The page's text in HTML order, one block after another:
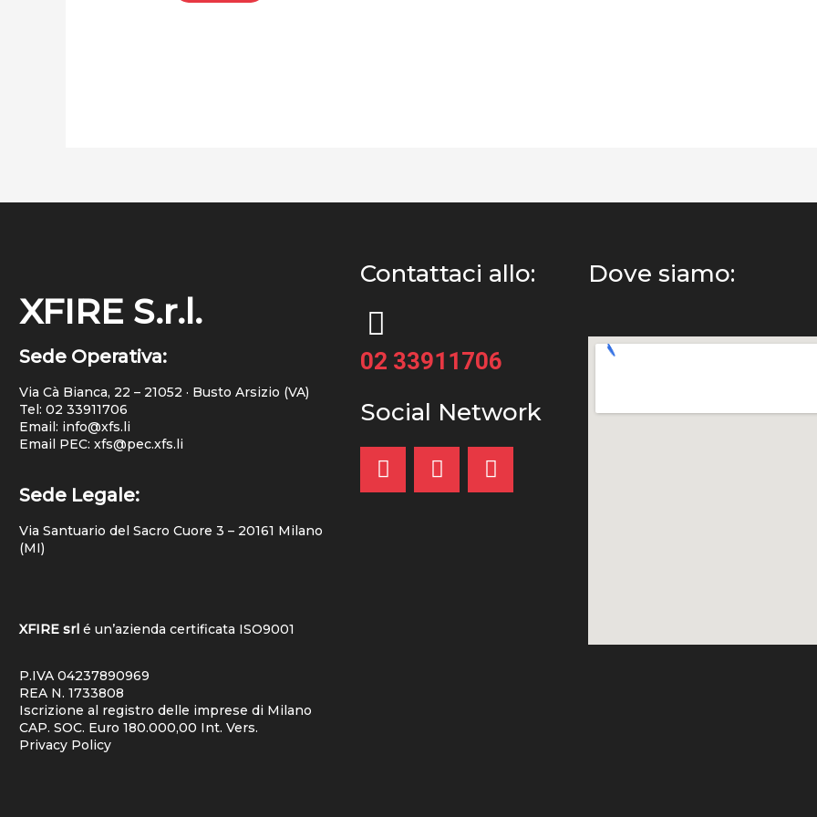
XFIRE S.r.l.
Sede Operativa:
Via Cà Bianca, 22 – 21052 · Busto Arsizio (VA)
Tel: 02 33911706
Email: info@xfs.li
Email PEC: xfs@pec.xfs.li
Sede Legale:
Via Santuario del Sacro Cuore 3 – 20161 Milano
(MI)
XFIRE srl é un’azienda certificata ISO9001
P.IVA 04237890969
REA N. 1733808
Iscrizione al registro delle imprese di Milano
CAP. SOC. Euro 180.000,00 Int. Vers.
Privacy Policy
Contattaci allo:
02 33911706
Social Network
Dove siamo: